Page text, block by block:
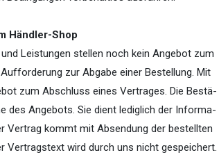
Händler-Shop
Leistungen stellen noch kein Angebot zum
zur Abgabe einer Bestellung. Mit
zum Abschluss eines Vertrages. Die Bestä-
des Angebots. Sie dient lediglich der Informa-
Vertrag kommt mit Absendung der bestellten
Vertragstext wird durch uns nicht gespeichert.